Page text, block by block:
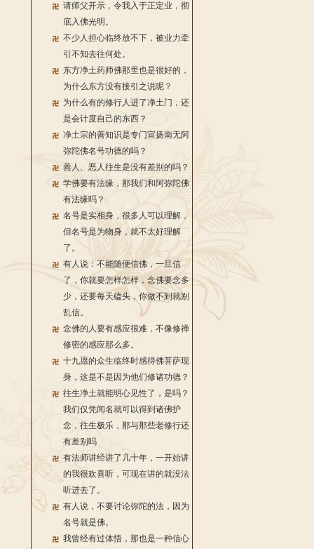
请师父开示，令我入于正定业，彻
底入佛光明。
不少人担心临终放不下，被业力牵
引不知去往何处。
东方净土药师佛那里也是很好的，
为什么东方没有接引之说呢？
为什么有的修行人进了净土门，还
是会计度自己的东西？
净土宗的善知识是专门宣扬南无阿
弥陀佛名号功德的吗？
善人、恶人往生是没有差别的吗？
学佛要有法缘，那我们和阿弥陀佛
有法缘吗？
名号是实相身，很多人可以理解，
但名号是为物身，就不太好理解
了。
有人说：不能随便信佛，一旦信
了，你就要怎样怎样，念佛要念多
少，还要每天磕头，你做不到就别
乱信。
念佛的人要有感应很难，不像修禅
修密的感应那么多。
十九愿的众生临终时感得佛菩萨现
身，这是不是因为他们修诸功德？
往生净土就能明心见性了，是吗？
我们仅凭闻名就可以得到诸佛护
念，往生极乐，那与那些老修行还
有差别吗
有法师讲经讲了几十年，一开始讲
的我很欢喜听，可现在讲的就没法
听进去了。
有人说，不要讨论弥陀的法，因为
名号就是佛。
我曾经有过体悟，那也是一种信心